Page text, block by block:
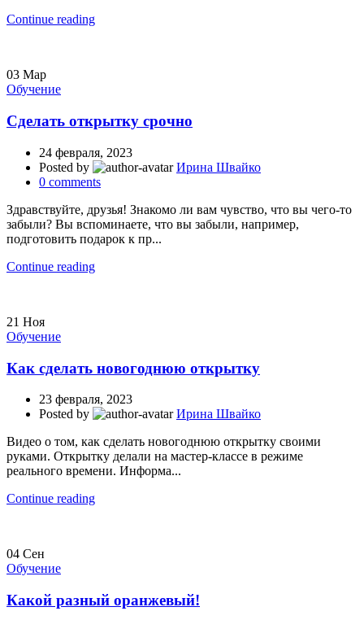
Continue reading
03 Мар
Обучение
Сделать открытку срочно
24 февраля, 2023
Posted by
Ирина Швайко
0 comments
Здравствуйте, друзья! Знакомо ли вам чувство, что вы чего-то
забыли? Вы вспоминаете, что вы забыли, например,
подготовить подарок к пр...
Continue reading
21 Ноя
Обучение
Как сделать новогоднюю открытку
23 февраля, 2023
Posted by
Ирина Швайко
Видео о том, как сделать новогоднюю открытку своими
руками. Открытку делали на мастер-классе в режиме
реального времени. Информа...
Continue reading
04 Сен
Обучение
Какой разный оранжевый!